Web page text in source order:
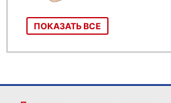
ПОКАЗАТЬ ВСЕ